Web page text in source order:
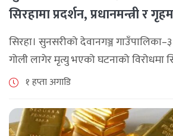
सिरहामा प्रदर्शन, प्रधानमन्त्री र
माग
सिरहा। सुनसरीको देवानगञ्ज गाउँपालिका–३
गोली लागेर मृत्यु भएको घटनाको विरोधमा
नगरपालिका–८ पुरानो चोक चोहर्वामा
पश्चिम राजमार्ग अवरुद्ध [...]
१ हप्ता अगाडि